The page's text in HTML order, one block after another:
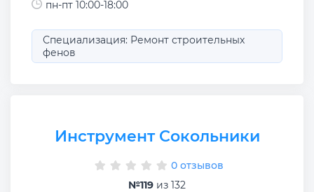
пн-пт 10:00-18:00
Специализация: Ремонт строительных
фенов
Инструмент Сокольники
0 отзывов
№119 из 132